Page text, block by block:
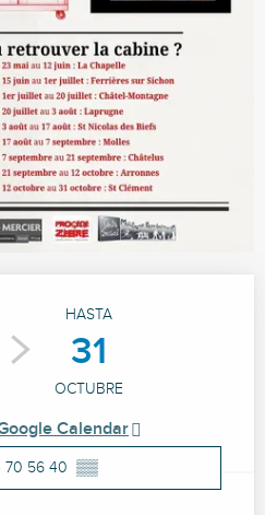
de contacto
HASTA
31
OCTUBRE
Calendar
70 56 40 ▒▒